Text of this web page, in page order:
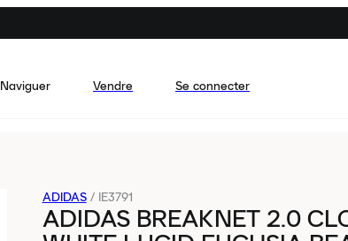
Naviguer Vendre Se connecter
ADIDAS / IE3791
ADIDAS BREAKNET 2.0